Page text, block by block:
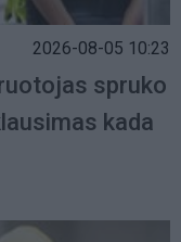
2026-08-05 10:23
spruko
kada